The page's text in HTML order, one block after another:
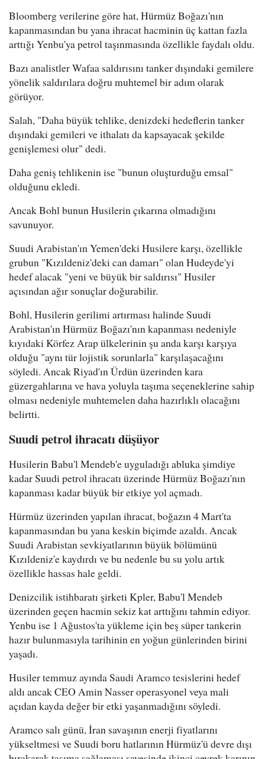
Bloomberg verilerine göre hat, Hürmüz Boğazı'nın
kapanmasından bu yana ihracat hacminin üç kattan fazla
arttığı Yenbu'ya petrol taşınmasında özellikle faydalı oldu.
Bazı analistler Wafaa saldırısını tanker dışındaki gemilere
yönelik saldırılara doğru muhtemel bir adım olarak
görüyor.
Salah, "Daha büyük tehlike, denizdeki hedeflerin tanker
dışındaki gemileri ve ithalatı da kapsayacak şekilde
genişlemesi olur" dedi.
Daha geniş tehlikenin ise "bunun oluşturduğu emsal"
olduğunu ekledi.
Ancak Bohl bunun Husilerin çıkarına olmadığını
savunuyor.
Suudi Arabistan'ın Yemen'deki Husilere karşı, özellikle
grubun "Kızıldeniz'deki can damarı" olan Hudeyde'yi
hedef alacak "yeni ve büyük bir saldırısı" Husiler
açısından ağır sonuçlar doğurabilir.
Bohl, Husilerin gerilimi artırması halinde Suudi
Arabistan'ın Hürmüz Boğazı'nın kapanması nedeniyle
kıyıdaki Körfez Arap ülkelerinin şu anda karşı karşıya
olduğu "aynı tür lojistik sorunlarla" karşılaşacağını
söyledi. Ancak Riyad'ın Ürdün üzerinden kara
güzergahlarına ve hava yoluyla taşıma seçeneklerine sahip
olması nedeniyle muhtemelen daha hazırlıklı olacağını
belirtti.
Suudi petrol ihracatı düşüyor
Husilerin Babu'l Mendeb'e uyguladığı abluka şimdiye
kadar Suudi petrol ihracatı üzerinde Hürmüz Boğazı'nın
kapanması kadar büyük bir etkiye yol açmadı.
Hürmüz üzerinden yapılan ihracat, boğazın 4 Mart'ta
kapanmasından bu yana keskin biçimde azaldı. Ancak
Suudi Arabistan sevkiyatlarının büyük bölümünü
Kızıldeniz'e kaydırdı ve bu nedenle bu su yolu artık
özellikle hassas hale geldi.
Denizcilik istihbaratı şirketi Kpler, Babu'l Mendeb
üzerinden geçen hacmin sekiz kat arttığını tahmin ediyor.
Yenbu ise 1 Ağustos'ta yükleme için beş süper tankerin
hazır bulunmasıyla tarihinin en yoğun günlerinden birini
yaşadı.
Husiler temmuz ayında Saudi Aramco tesislerini hedef
aldı ancak CEO Amin Nasser operasyonel veya mali
açıdan kayda değer bir etki yaşanmadığını söyledi.
Aramco salı günü, İran savaşının enerji fiyatlarını
yükseltmesi ve Suudi boru hatlarının Hürmüz'ü devre dışı